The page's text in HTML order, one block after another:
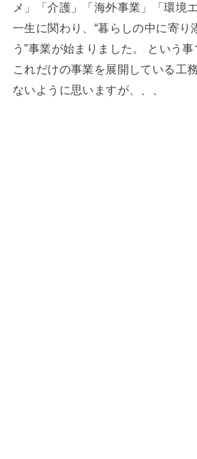
メ」「介護」「海外事業」「環境
一生に関わり、“暮らしの中に寄り
う”事業が始まりました。 という
これだけの事業を展開している工
ないように思いますが、、、